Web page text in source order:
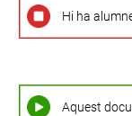
Hi ha
Aquest